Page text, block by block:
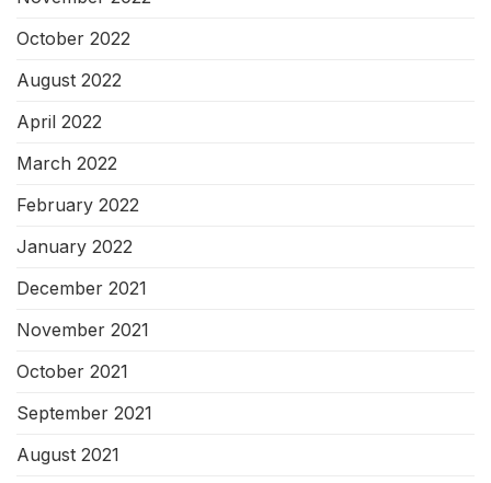
October 2022
August 2022
April 2022
March 2022
February 2022
January 2022
December 2021
November 2021
October 2021
September 2021
August 2021